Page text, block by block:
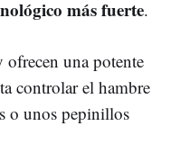
más fuerte.
ofrecen una potente
controlar el hambre
o unos pepinillos